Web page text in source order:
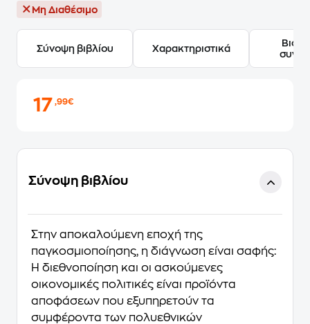
Μη Διαθέσιμο
Σύνοψη βιβλίου Χαρακτηριστικά
17,99€
Σύνοψη βιβλίου
Στην αποκαλούμενη εποχή της
παγκοσμιοποίησης, η διάγνωση είναι σαφής:
H διεθνοποίηση και οι ασκούμενες
οικονομικές πολιτικές είναι προϊόντα
αποφάσεων που εξυπηρετούν τα
συμφέροντα των πολυεθνικών